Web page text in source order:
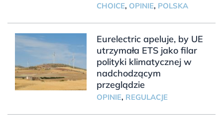
CHOICE, OPINIE, POLSKA
Eurelectric apeluje, by UE
utrzymała ETS jako filar
polityki klimatycznej w
nadchodzącym
przeglądzie
OPINIE, REGULACJE